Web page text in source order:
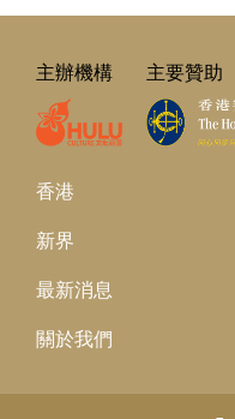
主辦機構 主要贊助
香港
新界
最新消息
關於我們